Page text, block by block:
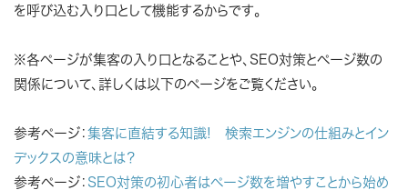
を呼び込む入り口として機能するからです。
※各ページが集客の入り口となることや、SEO対策とページ数の
関係について、詳しくは以下のページをご覧ください。
参考ページ： 集客に直結する知識! 検索エンジンの仕組みとイン
デックスの意味とは？
参考ページ： SEO対策の初心者はページ数を増やすことから始め